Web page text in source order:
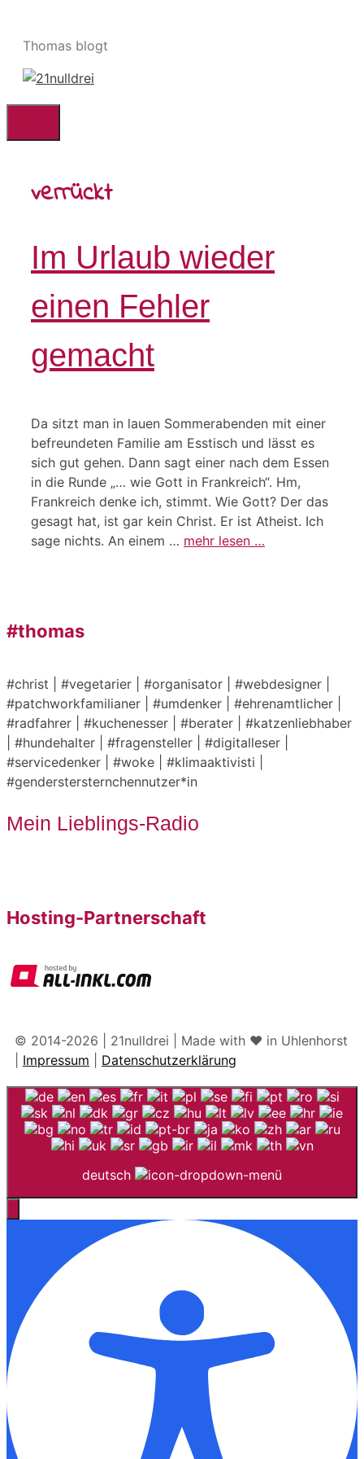
springen
Thomas blogt
verrückt
Im Urlaub wieder
einen Fehler
gemacht
Da sitzt man in lauen Sommerabenden mit einer
befreundeten Familie am Esstisch und lässt es
sich gut gehen. Dann sagt einer nach dem Essen
in die Runde „… wie Gott in Frankreich“. Hm,
Frankreich denke ich, stimmt. Wie Gott? Der das
gesagt hat, ist gar kein Christ. Er ist Atheist. Ich
sage nichts. An einem … mehr lesen …
#thomas
#christ | #vegetarier | #organisator | #webdesigner |
#patchworkfamilianer | #umdenker | #ehrenamtlicher |
#radfahrer | #kuchenesser | #berater | #katzenliebhaber
| #hundehalter | #fragensteller | #digitalleser |
#servicedenker | #woke | #klimaaktivisti |
#genderstersternchennutzer*in
Mein Lieblings-Radio
Hosting-Partnerschaft
© 2014-2026 | 21nulldrei | Made with ♥️ in Uhlenhorst
Impressum Datenschutzerklärung
deutsch